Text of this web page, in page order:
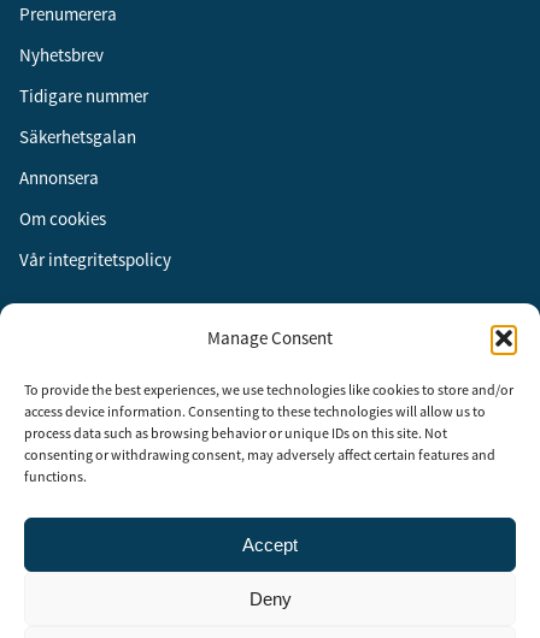
Manage Consent
To provide the best experiences, we use technologies like cookies to store and/or
access device information. Consenting to these technologies will allow us to
process data such as browsing behavior or unique IDs on this site. Not
consenting or withdrawing consent, may adversely affect certain features and
functions.
Accept
Deny
Prenumerera
Nyhetsbrev
Tidigare nummer
Säkerhetsgalan
Annonsera
Om cookies
Vår integritetspolicy
Instagram
LinkedIn
Säkerhet år 2003 för att stimulera, utveckla och informera om